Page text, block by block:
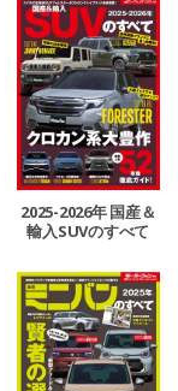
2025-2026年 国産＆
輸入SUVのすべて